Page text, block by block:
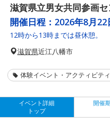
滋賀県立男女共同参画
開催日程： 2026年8月22
12時から13時までは昼休憩。
滋賀県近江八幡市
体験イベント・アクティビティ
イベント詳細
トップ
開催